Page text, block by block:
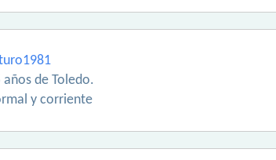
años de Toledo.
y corriente